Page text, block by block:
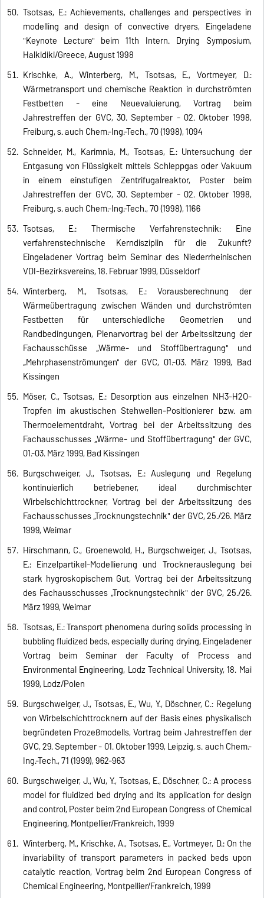
Tsotsas, E.: Achievements, challenges and perspectives in
modelling and design of convective dryers, Eingeladene
"Keynote Lecture" beim 11th Intern. Drying Symposium,
Halkidiki/Greece, August 1998
Krischke, A., Winterberg, M., Tsotsas, E., Vortmeyer, D.:
Wärmetransport und chemische Reaktion in durchströmten
Festbetten - eine Neuevaluierung, Vortrag beim
Jahrestreffen der GVC, 30. September - 02. Oktober 1998,
Freiburg, s. auch Chem.-Ing.-Tech., 70 (1998), 1094
Schneider, M., Karimnia, M., Tsotsas, E.: Untersuchung der
Entgasung von Flüssigkeit mittels Schleppgas oder Vakuum
in einem einstufigen Zentrifugalreaktor, Poster beim
Jahrestreffen der GVC, 30. September - 02. Oktober 1998,
Freiburg, s. auch Chem.-Ing.-Tech., 70 (1998), 1166
Tsotsas, E.: Thermische Verfahrenstechnik: Eine
verfahrenstechnische Kerndisziplin für die Zukunft?
Eingeladener Vortrag beim Seminar des Niederrheinischen
VDI-Bezirksvereins, 18. Februar 1999, Düsseldorf
Winterberg, M., Tsotsas, E.: Vorausberechnung der
Wärmeübertragung zwischen Wänden und durchströmten
Festbetten für unterschiedliche Geometrien und
Randbedingungen, Plenarvortrag bei der Arbeitssitzung der
Fachausschüsse „Wärme- und Stoffübertragung" und
„Mehrphasenströmungen" der GVC, 01.-03. März 1999, Bad
Kissingen
Möser, C., Tsotsas, E.: Desorption aus einzelnen NH3-H2O-
Tropfen im akustischen Stehwellen-Positionierer bzw. am
Thermoelementdraht, Vortrag bei der Arbeitssitzung des
Fachausschusses „Wärme- und Stoffübertragung" der GVC,
01.-03. März 1999, Bad Kissingen
Burgschweiger, J., Tsotsas, E.: Auslegung und Regelung
kontinuierlich betriebener, ideal durchmischter
Wirbelschichttrockner, Vortrag bei der Arbeitssitzung des
Fachausschusses „Trocknungstechnik" der GVC, 25./26. März
1999, Weimar
Hirschmann, C., Groenewold, H., Burgschweiger, J., Tsotsas,
E.: Einzelpartikel-Modellierung und Trocknerauslegung bei
stark hygroskopischem Gut, Vortrag bei der Arbeitssitzung
des Fachausschusses „Trocknungstechnik" der GVC, 25./26.
März 1999, Weimar
Tsotsas, E.: Transport phenomena during solids processing in
bubbling fluidized beds, especially during drying, Eingeladener
Vortrag beim Seminar der Faculty of Process and
Environmental Engineering, Lodz Technical University, 18. Mai
1999, Lodz/Polen
Burgschweiger, J., Tsotsas, E., Wu, Y., Döschner, C.: Regelung
von Wirbelschichttrocknern auf der Basis eines physikalisch
begründeten Prozeßmodells, Vortrag beim Jahrestreffen der
GVC, 29. September - 01. Oktober 1999, Leipzig, s. auch Chem.-
Ing.-Tech., 71 (1999), 962-963
Burgschweiger, J., Wu, Y., Tsotsas, E., Döschner, C.: A process
model for fluidized bed drying and its application for design
and control, Poster beim 2nd European Congress of Chemical
Engineering, Montpellier/Frankreich, 1999
Winterberg, M., Krischke, A., Tsotsas, E., Vortmeyer, D.: On the
invariability of transport parameters in packed beds upon
catalytic reaction, Vortrag beim 2nd European Congress of
Chemical Engineering, Montpellier/Frankreich, 1999